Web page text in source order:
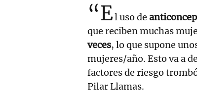
“El uso de
que reciben muchas
veces, lo que supone
mujeres/año. Esto va a
factores de riesgo
Pilar Llamas.